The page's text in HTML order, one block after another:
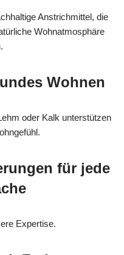
Anstrichmittel, die
Wohnatmosphäre
Wohnen
oder Kalk unterstützen
für jede
Expertise.